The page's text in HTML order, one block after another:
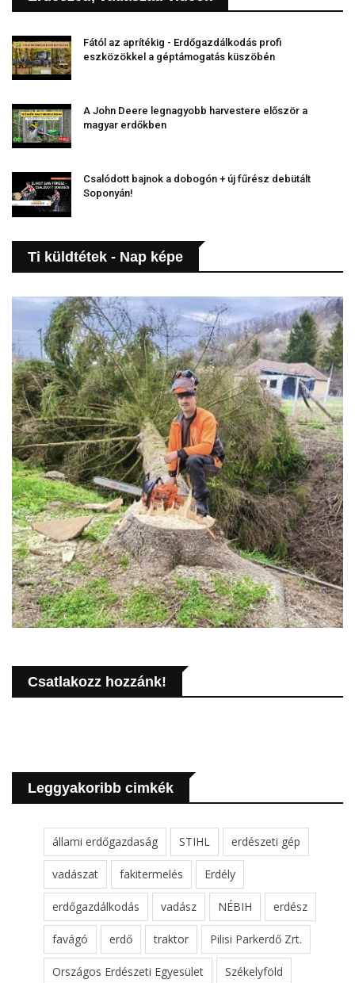
Fától az aprítékig - Erdőgazdálkodás profi
eszközökkel a géptámogatás küszöbén
A John Deere legnagyobb harvestere először a
magyar erdőkben
Csalódott bajnok a dobogón + új fűrész debütált
Soponyán!
Ti küldtétek - Nap képe
Csatlakozz hozzánk!
Leggyakoribb cimkék
állami erdőgazdaság STIHL erdészeti gép
vadászat fakitermelés Erdély
erdőgazdálkodás vadász NÉBIH erdész
favágó erdő traktor Pilisi Parkerdő Zrt.
Országos Erdészeti Egyesület Székelyföld